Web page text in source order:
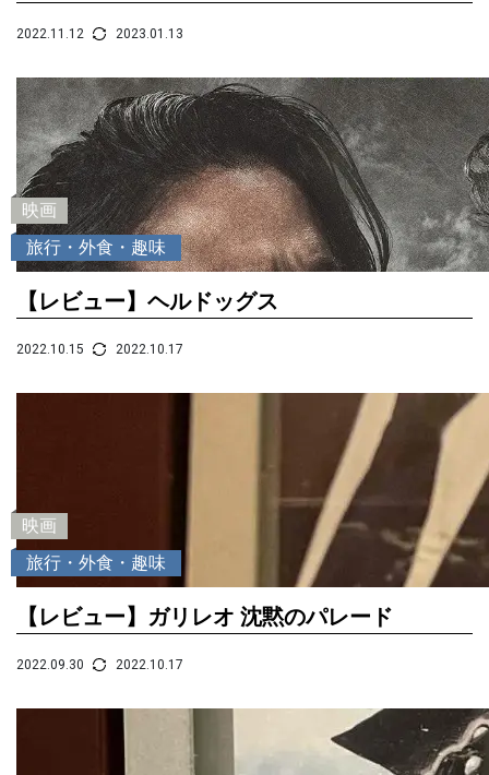
2022.11.12 2023.01.13
映画
旅行・外食・趣味
【レビュー】ヘルドッグス
2022.10.15 2022.10.17
映画
旅行・外食・趣味
【レビュー】ガリレオ 沈黙のパレード
2022.09.30 2022.10.17